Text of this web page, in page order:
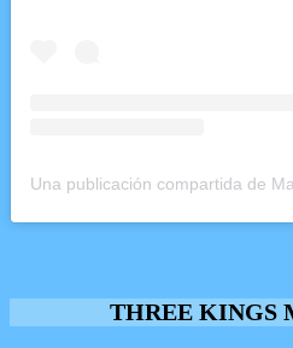
Una publicación compartida de
THREE KINGS